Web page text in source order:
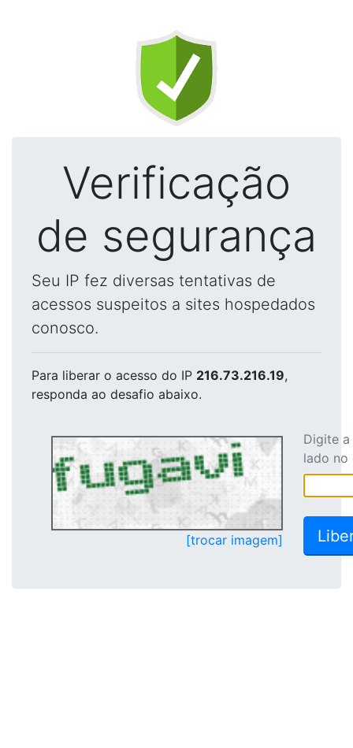
Verificação
de segurança
Seu IP fez diversas tentativas de
acessos suspeitos a sites hospedados
conosco.
Para liberar o acesso do IP 216.73.216.19,
responda ao desafio abaixo.
[trocar imagem]
Digite
lado no